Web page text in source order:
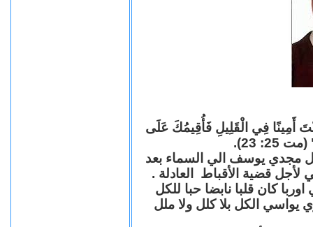
أَمِينًا فِي الْقَلِيلِ فَأُقِيمُكَ عَلَى
23).
مجدي يوسف الي السماء بعد
قضية الأقباط العادلة .
كان قلبا نابضا حبا للكل
يواسي الكل بلا كلل ولا ملل